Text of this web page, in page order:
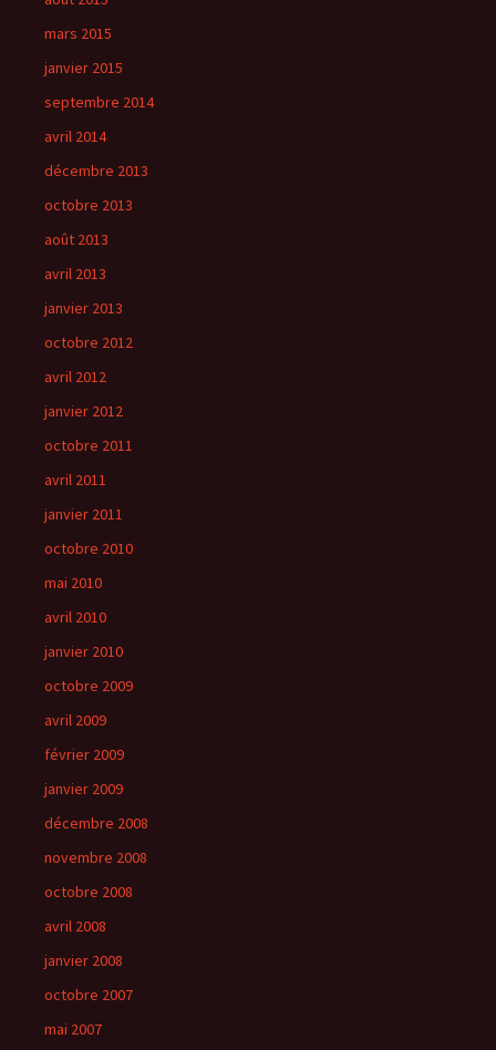
mars 2015
janvier 2015
septembre 2014
avril 2014
décembre 2013
octobre 2013
août 2013
avril 2013
janvier 2013
octobre 2012
avril 2012
janvier 2012
octobre 2011
avril 2011
janvier 2011
octobre 2010
mai 2010
avril 2010
janvier 2010
octobre 2009
avril 2009
février 2009
janvier 2009
décembre 2008
novembre 2008
octobre 2008
avril 2008
janvier 2008
octobre 2007
mai 2007